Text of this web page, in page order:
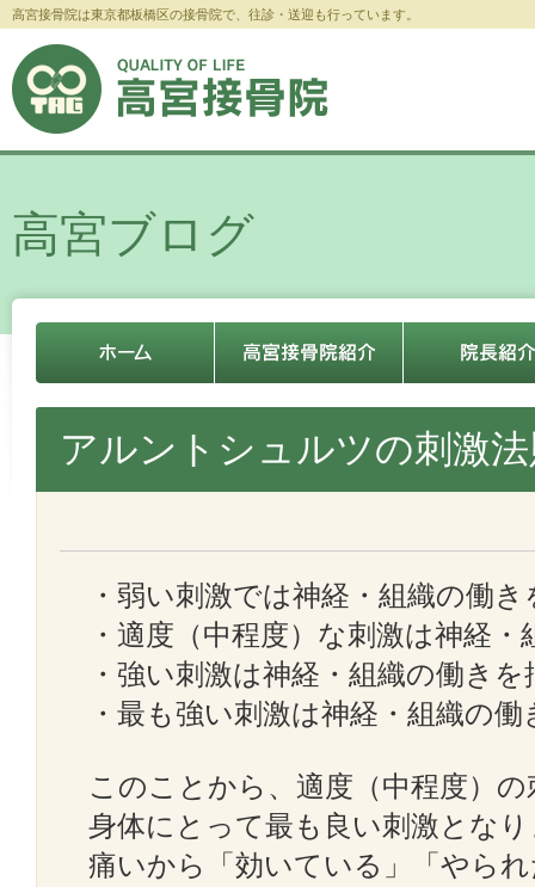
高宮接骨院は東京都板橋区の接骨院で、往診・送迎も行っています。
高宮ブログ
アルントシュルツの刺激
・弱い刺激では神経・組織の働き
・適度（中程度）な刺激は神経・
・強い刺激は神経・組織の働きを
・最も強い刺激は神経・組織の働
このことから、適度（中程度）
身体にとって最も良い刺激となり
痛いから「効いている」「やら